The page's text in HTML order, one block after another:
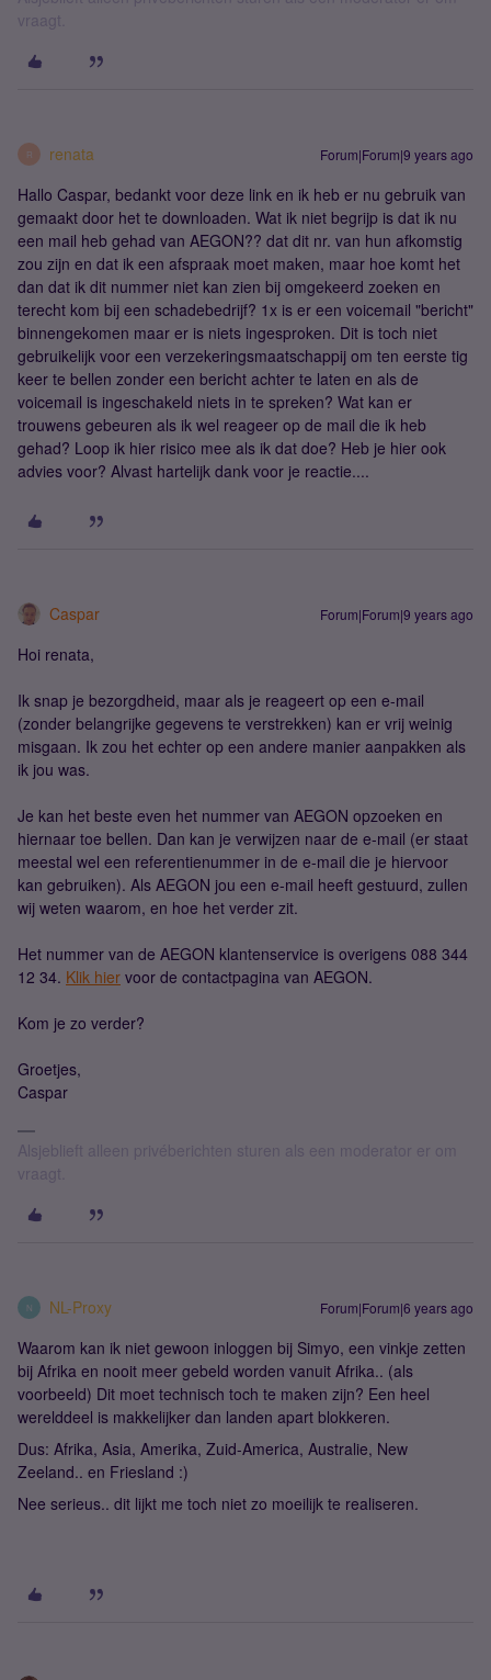
vraagt.
R renata Forum|Forum|9 years ago
Hallo Caspar, bedankt voor deze link en ik heb er nu gebruik van
gemaakt door het te downloaden. Wat ik niet begrijp is dat ik nu
een mail heb gehad van AEGON?? dat dit nr. van hun afkomstig
zou zijn en dat ik een afspraak moet maken, maar hoe komt het
dan dat ik dit nummer niet kan zien bij omgekeerd zoeken en
terecht kom bij een schadebedrijf? 1x is er een voicemail "bericht"
binnengekomen maar er is niets ingesproken. Dit is toch niet
gebruikelijk voor een verzekeringsmaatschappij om ten eerste tig
keer te bellen zonder een bericht achter te laten en als de
voicemail is ingeschakeld niets in te spreken? Wat kan er
trouwens gebeuren als ik wel reageer op de mail die ik heb
gehad? Loop ik hier risico mee als ik dat doe? Heb je hier ook
advies voor? Alvast hartelijk dank voor je reactie....
Caspar Forum|Forum|9 years ago
Hoi renata,
Ik snap je bezorgdheid, maar als je reageert op een e-mail
(zonder belangrijke gegevens te verstrekken) kan er vrij weinig
misgaan. Ik zou het echter op een andere manier aanpakken als
ik jou was.
Je kan het beste even het nummer van AEGON opzoeken en
hiernaar toe bellen. Dan kan je verwijzen naar de e-mail (er staat
meestal wel een referentienummer in de e-mail die je hiervoor
kan gebruiken). Als AEGON jou een e-mail heeft gestuurd, zullen
wij weten waarom, en hoe het verder zit.
Het nummer van de AEGON klantenservice is overigens 088 344
12 34. Klik hier voor de contactpagina van AEGON.
Kom je zo verder?
Groetjes,
Caspar
Alsjeblieft alleen privéberichten sturen als een moderator er om
vraagt.
N NL-Proxy Forum|Forum|6 years ago
Waarom kan ik niet gewoon inloggen bij Simyo, een vinkje zetten
bij Afrika en nooit meer gebeld worden vanuit Afrika.. (als
voorbeeld) Dit moet technisch toch te maken zijn? Een heel
werelddeel is makkelijker dan landen apart blokkeren.
Dus: Afrika, Asia, Amerika, Zuid-America, Australie, New
Zeeland.. en Friesland :)
Nee serieus.. dit lijkt me toch niet zo moeilijk te realiseren.